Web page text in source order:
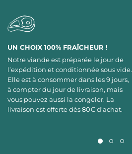
UN CHOIX 100% FRAÎCHEUR !
Notre viande est préparée le jour de
l’expédition et conditionnée sous vide.
Elle est à consommer dans les 9 jours,
à compter du jour de livraison, mais
vous pouvez aussi la congeler. La
livraison est offerte dès 80€ d’achat.